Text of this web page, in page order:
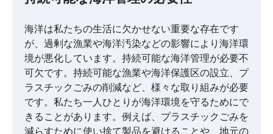
海洋は私たちの生活に欠かせない重要な存在です
が、過剰な漁業や海洋汚染などの影響により海洋環
境が悪化しています。持続可能な海洋管理が必要不
可欠です。持続可能な漁業や海洋保護区の設立、プ
ラスチックごみの削減など、様々な取り組みが必要
です。私たち一人ひとりが海洋環境を守るためにで
きることがあります。例えば、プラスチックごみを
減らすために使い捨て製品を避けることや、地元の